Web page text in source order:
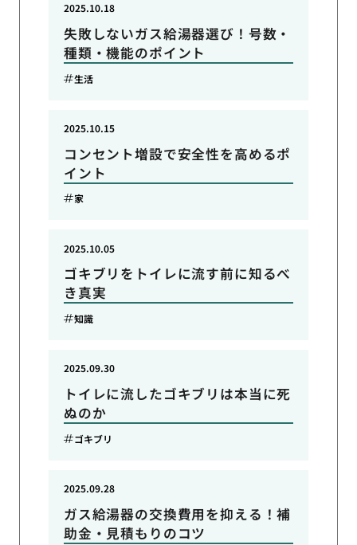
失敗しないガス給湯器選び！号数・
種類・機能のポイント
2025.10.18
生活
コンセント増設で安全性を高めるポ
イント
2025.10.15
家
ゴキブリをトイレに流す前に知るべ
き真実
2025.10.05
知識
トイレに流したゴキブリは本当に死
ぬのか
2025.09.30
ゴキブリ
ガス給湯器の交換費用を抑える！補
助金・見積もりのコツ
2025.09.28